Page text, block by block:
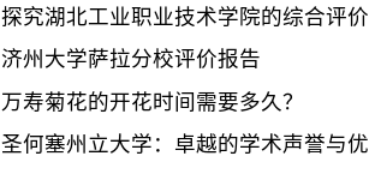
探究湖北工业职业技术学院的综合评价
济州大学萨拉分校评价报告
万寿菊花的开花时间需要多久？
圣何塞州立大学：卓越的学术声誉与优